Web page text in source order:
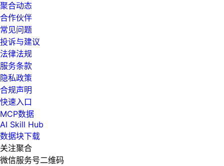
聚合动态
合作伙伴
常见问题
投诉与建议
法律法规
服务条款
隐私政策
合规声明
快速入口
MCP数据
AI Skill Hub
数据块下载
关注聚合
微信服务号二维码